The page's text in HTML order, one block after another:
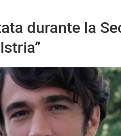
durante la